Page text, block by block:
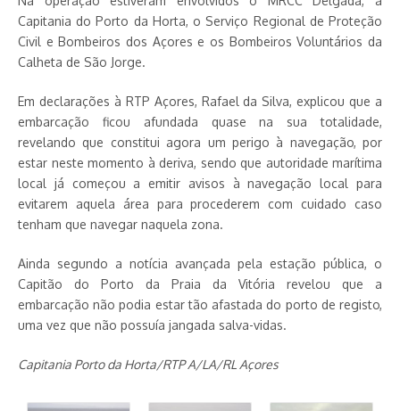
Capitania do Porto da Horta, o Serviço Regional de Proteção
Civil e Bombeiros dos Açores e os Bombeiros Voluntários da
Calheta de São Jorge.
Em declarações à RTP Açores, Rafael da Silva, explicou que a
embarcação ficou afundada quase na sua totalidade,
revelando que constitui agora um perigo à navegação, por
estar neste momento à deriva, sendo que autoridade marítima
local já começou a emitir avisos à navegação local para
evitarem aquela área para procederem com cuidado caso
tenham que navegar naquela zona.
Ainda segundo a notícia avançada pela estação pública, o
Capitão do Porto da Praia da Vitória revelou que a
embarcação não podia estar tão afastada do porto de registo,
uma vez que não possuía jangada salva-vidas.
Capitania Porto da Horta/RTP A/LA/RL Açores